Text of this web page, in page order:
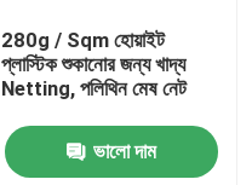
280g / Sqm হোয়াইট
প্লাস্টিক শুকানোর জন্য খাদ্য
Netting, পলিথিন মেষ নেট
ভালো দাম